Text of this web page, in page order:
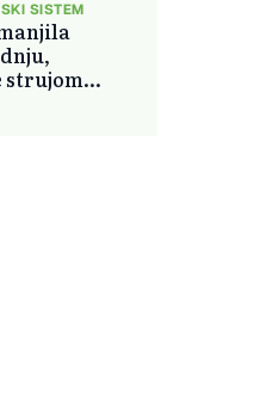
SISTEM
strujom